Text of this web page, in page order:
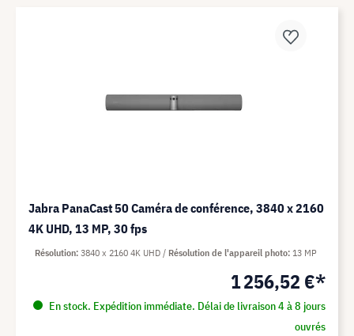
Jabra PanaCast 50 Caméra de conférence, 3840 x 2160
4K UHD, 13 MP, 30 fps
1 256,52 €*
En stock. Expédition immédiate. Délai de livraison 4 à 8 jours
ouvrés
Résolution 3840 x 2160 4K UHD Résolution de l'appareil photo 13 MP